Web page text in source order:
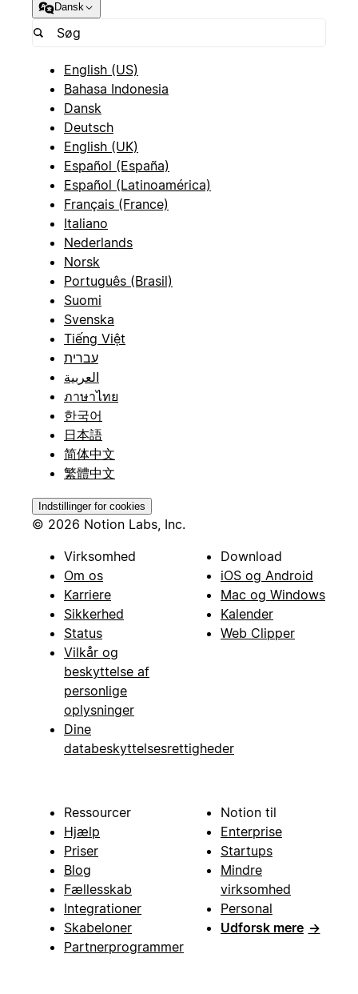
Dansk
English (US)
Bahasa Indonesia
Dansk
Deutsch
English (UK)
Español (España)
Español (Latinoamérica)
Français (France)
Italiano
Nederlands
Norsk
Português (Brasil)
Suomi
Svenska
Tiếng Việt
עברית
العربية
ภาษาไทย
한국어
日本語
简体中文
繁體中文
Indstillinger for cookies
© 2026 Notion Labs, Inc.
Virksomhed
Om os
Karriere
Sikkerhed
Status
Vilkår og
beskyttelse af
personlige
oplysninger
Dine
databeskyttelsesrettigheder
Download
iOS og Android
Mac og Windows
Kalender
Web Clipper
Ressourcer
Hjælp
Priser
Blog
Fællesskab
Integrationer
Skabeloner
Partnerprogrammer
Notion til
Enterprise
Startups
Mindre
virksomhed
Personal
Udforsk mere →